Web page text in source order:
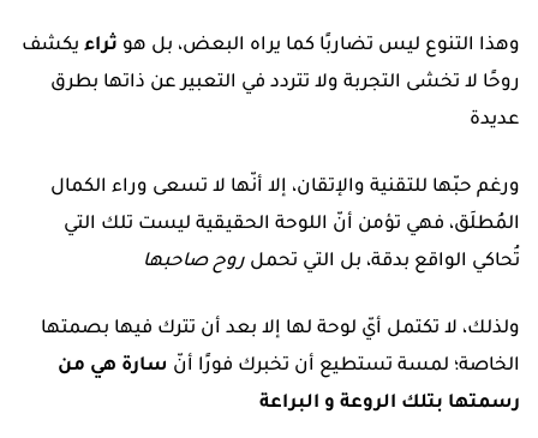
وهذا التنوع ليس تضاربًا كما يراه البعض، بل هو ثراء يكشف
روحًا لا تخشى التجربة ولا تتردد في التعبير عن ذاتها بطرق
عديدة
ورغم حبّها للتقنية والإتقان، إلا أنّها لا تسعى وراء الكمال
المُطلَق، فهي تؤمن أنّ اللوحة الحقيقية ليست تلك التي
تُحاكي الواقع بدقة، بل التي تحمل روح صاحبها
ولذلك، لا تكتمل أيّ لوحة لها إلا بعد أن تترك فيها بصمتها
الخاصة؛ لمسة تستطيع أن تخبرك فورًا أنّ سارة هي من
رسمتها بتلك الروعة و البراعة